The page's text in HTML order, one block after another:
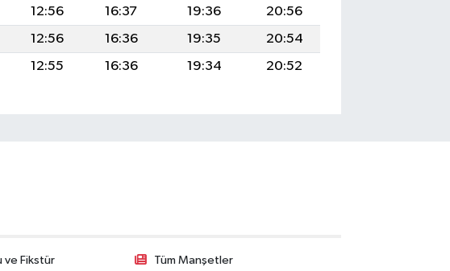
12:56 16:37 19:36
20:56
12:56 16:36 19:35
20:54
12:55 16:36 19:34 20:52
ve Fikstür Tüm Manşetler